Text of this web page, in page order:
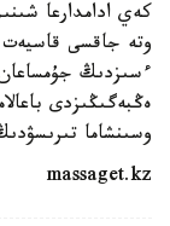
كەي ادامدارعا
وتە جاقسى
ءسىزدىڭ
ەڭبەگىڭىزدى
وسىنشاما
massaget.kz